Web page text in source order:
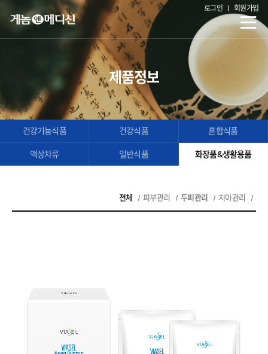
로그인 회원가입
제품정보
건강기능식품 건강식품 혼합식품
액상차류 일반식품 화장품&생활용품
전체 피부관리 두피관리 치아관리